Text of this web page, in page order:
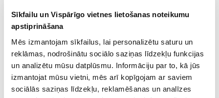
Sīkfailu un Vispārīgo vietnes lietošanas noteikumu
apstiprināšana
Mēs izmantojam sīkfailus, lai personalizētu saturu un
reklāmas, nodrošinātu sociālo saziņas līdzekļu funkcijas
un analizētu mūsu datplūsmu. Informāciju par to, kā jūs
izmantojat mūsu vietni, mēs arī kopīgojam ar saviem
sociālās saziņas līdzekļu, reklamēšanas un analīzes